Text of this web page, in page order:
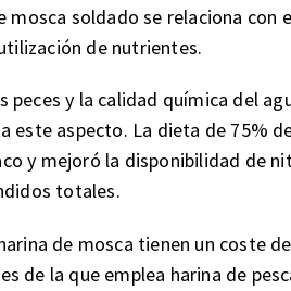
mosca soldado se relaciona con
de nutrientes.
y la calidad química del
este aspecto. La dieta de 75%
y mejoró la disponibilidad de
totales.
de mosca tienen un coste
de la que emplea harina de